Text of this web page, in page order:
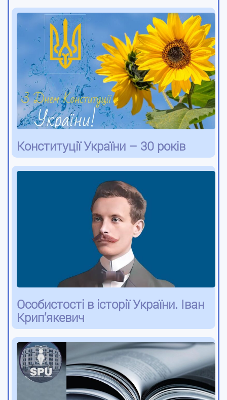
Конституції України – 30 років
Особистості в історії України. Іван
Крип’якевич